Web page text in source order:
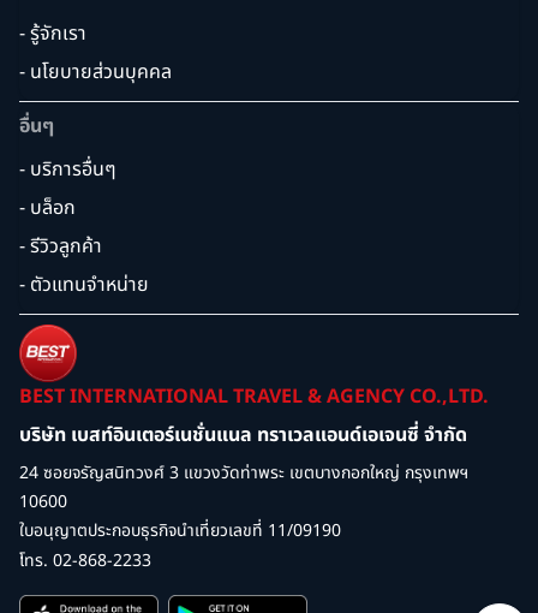
- รู้จักเรา
- นโยบายส่วนบุคคล
อื่นๆ
- บริการอื่นๆ
- บล็อก
- รีวิวลูกค้า
- ตัวแทนจำหน่าย
BEST INTERNATIONAL TRAVEL & AGENCY CO.,LTD.
บริษัท เบสท์อินเตอร์เนชั่นแนล ทราเวลแอนด์เอเจนซี่ จำกัด
24 ซอยจรัญสนิทวงศ์ 3 แขวงวัดท่าพระ เขตบางกอกใหญ่ กรุงเทพฯ
10600
ใบอนุญาตประกอบธุรกิจนำเที่ยวเลขที่ 11/09190
โทร. 02-868-2233